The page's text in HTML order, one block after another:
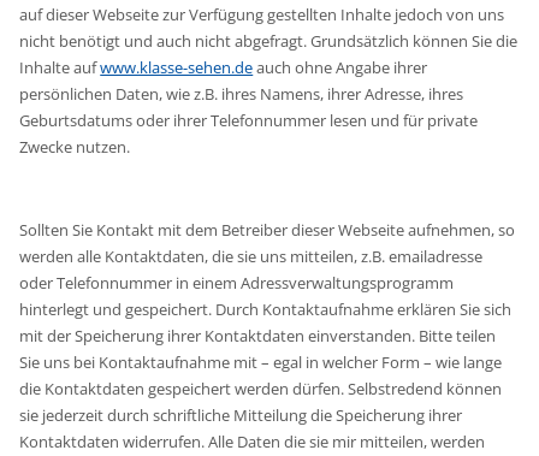
auf dieser Webseite zur Verfügung gestellten Inhalte jedoch von uns
nicht benötigt und auch nicht abgefragt. Grundsätzlich können Sie die
Inhalte aufwww.klasse-sehen.deauch ohne Angabe ihrer
persönlichen Daten, wie z.B. ihres Namens, ihrer Adresse, ihres
Geburtsdatums oder ihrer Telefonnummer lesen und für private
Zwecke nutzen.
Sollten Sie Kontakt mit dem Betreiber dieser Webseite aufnehmen, so
werden alle Kontaktdaten, die sie uns mitteilen, z.B. emailadresse
oder Telefonnummer in einem Adressverwaltungsprogramm
hinterlegt und gespeichert. Durch Kontaktaufnahme erklären Sie sich
mit der Speicherung ihrer Kontaktdaten einverstanden. Bitte teilen
Sie uns bei Kontaktaufnahme mit – egal in welcher Form – wie lange
die Kontaktdaten gespeichert werden dürfen. Selbstredend können
sie jederzeit durch schriftliche Mitteilung die Speicherung ihrer
Kontaktdaten widerrufen. Alle Daten die sie mir mitteilen, werden